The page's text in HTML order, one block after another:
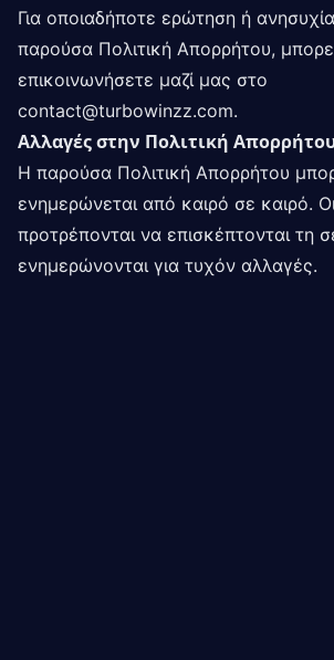
Για οποιαδήποτε ερώτηση ή
παρούσα Πολιτική Απορρήτου,
επικοινωνήσετε μαζί μας στο
contact@turbowinzz.com.
Αλλαγές στην Πολιτική
Η παρούσα Πολιτική Απορρήτου
ενημερώνεται από καιρό σε καιρό.
προτρέπονται να επισκέπτονται τη
ενημερώνονται για τυχόν αλλαγές.